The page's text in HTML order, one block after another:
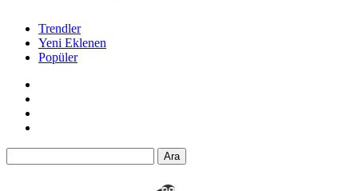
Trendler
Yeni Eklenen
Popüler
Ara